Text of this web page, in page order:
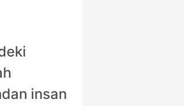
insan